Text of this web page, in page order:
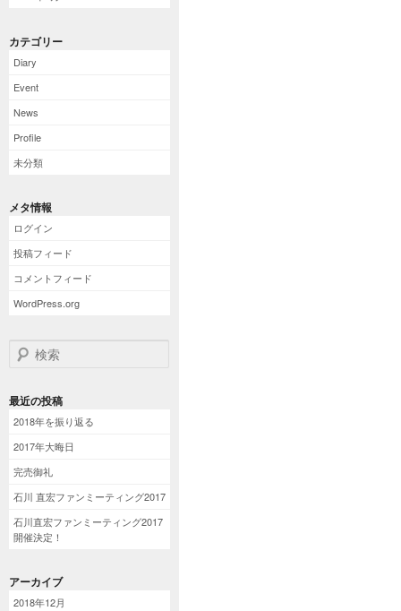
カテゴリー
Diary
Event
News
Profile
未分類
メタ情報
ログイン
投稿フィード
コメントフィード
WordPress.org
検索
最近の投稿
2018年を振り返る
2017年大晦日
完売御礼
石川 直宏ファンミーティング2017
石川直宏ファンミーティング2017
開催決定！
アーカイブ
2018年12月